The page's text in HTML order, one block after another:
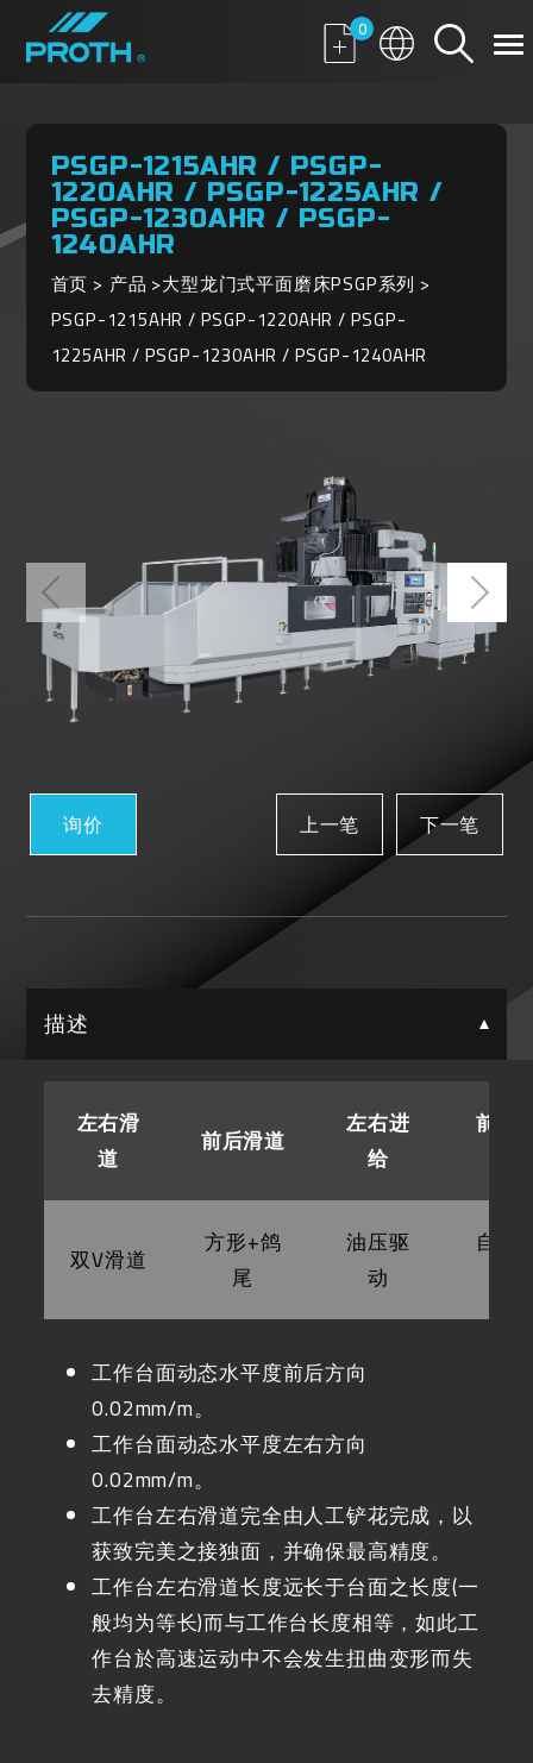
0
PSGP-1215AHR / PSGP-
1220AHR / PSGP-1225AHR /
PSGP-1230AHR / PSGP-
1240AHR
首页 产品 大型龙门式平面磨床PSGP系列
PSGP-1215AHR / PSGP-1220AHR / PSGP-
1225AHR / PSGP-1230AHR / PSGP-1240AHR
询价 上一笔 下一笔
描述
左右滑
道
前后滑道
左右进
给
前后
双V滑道
方形+鸽
尾
油压驱
动
自动
工作台面动态水平度前后方向
0.02mm/m。
工作台面动态水平度左右方向
0.02mm/m。
工作台左右滑道完全由人工铲花完成，以
获致完美之接独面，并确保最高精度。
工作台左右滑道长度远长于台面之长度(一
般均为等长)而与工作台长度相等，如此工
作台於高速运动中不会发生扭曲变形而失
去精度。